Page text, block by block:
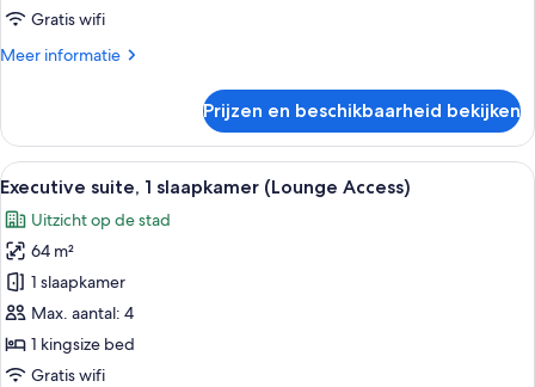
Gratis wifi
Meer informatie
Meer
kamer,
balkon
Prijzen en beschikbaarheid bekijken
Alle
foto's
voor
Executive
suite,
1
slaapkamer
(Lounge
Een moderne woonkamer met een
9
Executive suite, 1 slaapkamer (Lounge Access)
Uitzicht op de stad
64 m²
1 slaapkamer
Max. aantal: 4
1 kingsize bed
Gratis wifi